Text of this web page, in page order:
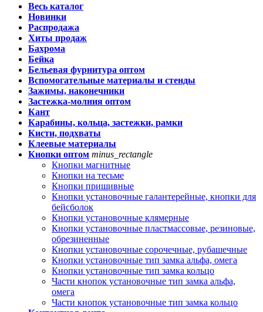
Весь каталог
Новинки
Распродажа
Хиты продаж
Бахрома
Бейка
Бельевая фурнитура оптом
Вспомогательные материалы и стенды
Зажимы, наконечники
Застежка-молния оптом
Кант
Карабины, кольца, застежки, рамки
Кисти, подхваты
Клеевые материалы
Кнопки оптом minus_rectangle
Кнопки магнитные
Кнопки на тесьме
Кнопки пришивные
Кнопки установочные галантерейные, кнопки для
бейсболок
Кнопки установочные клямерные
Кнопки установочные пластмассовые, резиновые,
обрезиненные
Кнопки установочные сорочечные, рубашечные
Кнопки установочные тип замка альфа, омега
Кнопки установочные тип замка кольцо
Части кнопок установочные тип замка альфа,
омега
Части кнопок установочные тип замка кольцо